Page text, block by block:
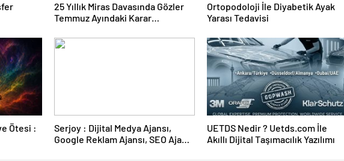
25 Yıllık Miras Davasında Gözler
Temmuz Ayındaki Karar
Ortopodoloji İle Diyabetik Ayak
Yarası Tedavisi
Ötesi :
Serjoy : Dijital Medya Ajansı,
Google Reklam Ajansı, SEO Ajansı
UETDS Nedir ? Uetds.com İle
Akıllı Dijital Taşımacılık Yazılımı